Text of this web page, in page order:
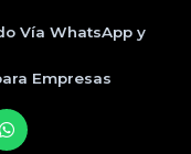
Vía WhatsApp y
Empresas